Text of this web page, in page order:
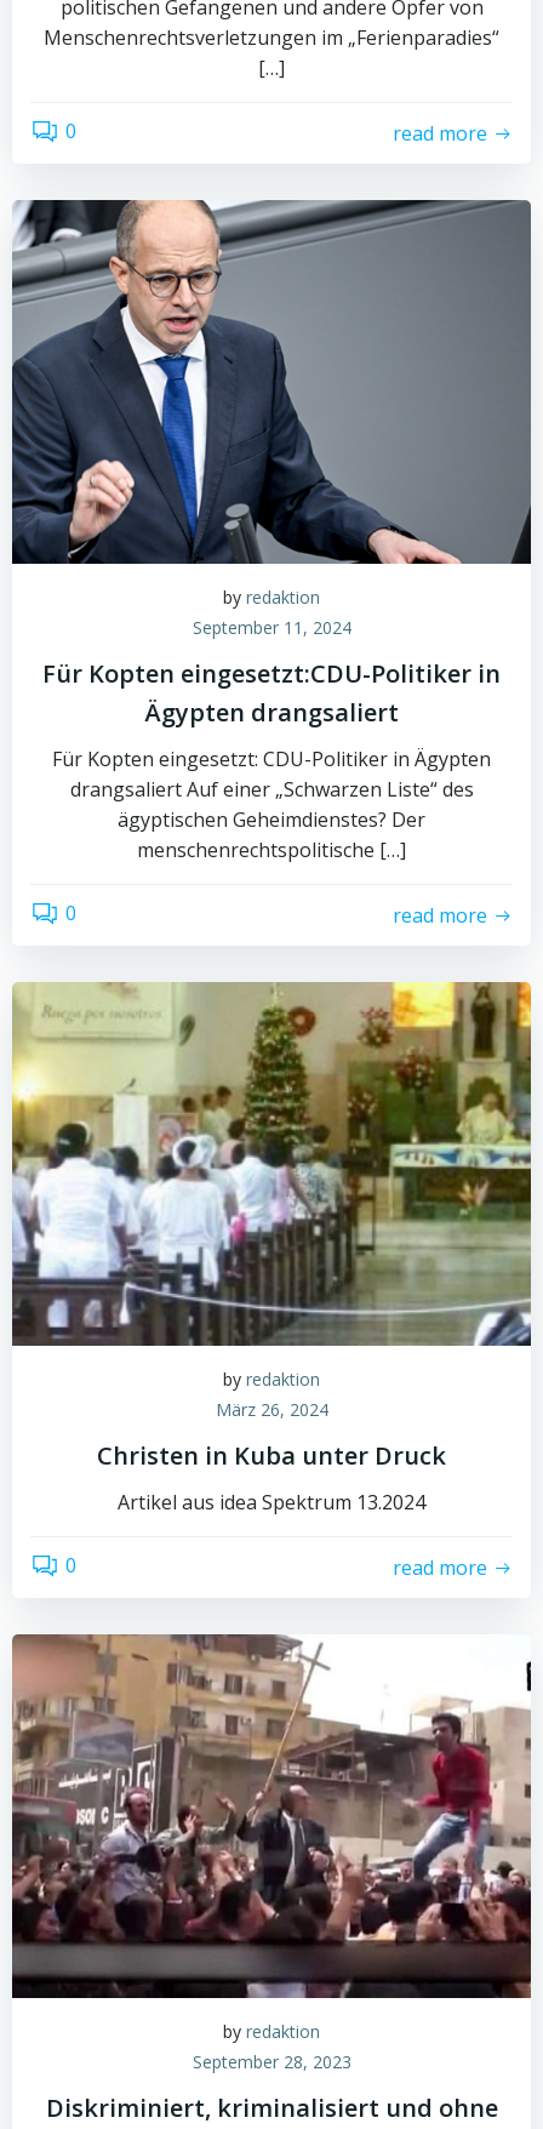
politischen Gefangenen und andere Opfer von
Menschenrechtsverletzungen im „Ferienparadies“
[…]
0 read more
by redaktion
September 11, 2024
Für Kopten eingesetzt:CDU-Politiker in
Ägypten drangsaliert
Für Kopten eingesetzt: CDU-Politiker in Ägypten
drangsaliert Auf einer „Schwarzen Liste“ des
ägyptischen Geheimdienstes? Der
menschenrechtspolitische […]
0 read more
by redaktion
März 26, 2024
Christen in Kuba unter Druck
Artikel aus idea Spektrum 13.2024
0 read more
by redaktion
September 28, 2023
Diskriminiert, kriminalisiert und ohne